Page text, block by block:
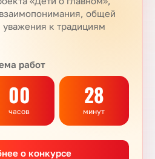
общей
уважения к традициям
работ
00
часов
28
минут
о конкурсе